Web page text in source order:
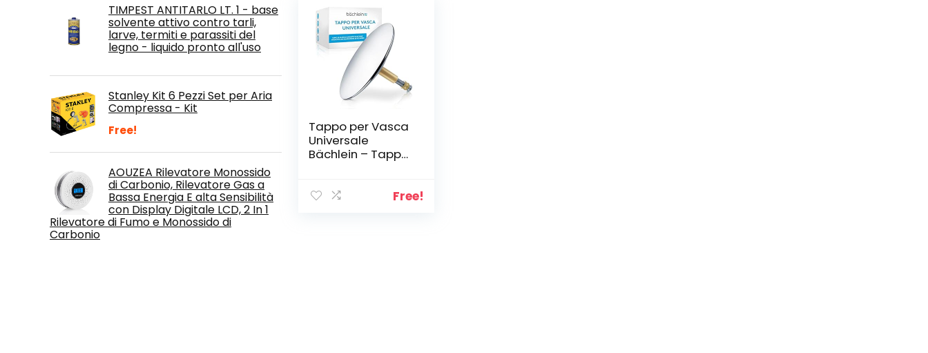
TIMPEST ANTITARLO LT. 1 - base
solvente attivo contro tarli,
larve, termiti e parassiti del
legno - liquido pronto all'uso
Stanley Kit 6 Pezzi Set per Aria
Compressa - Kit
Free!
AOUZEA Rilevatore Monossido
di Carbonio, Rilevatore Gas a
Bassa Energia E alta Sensibilità
con Display Digitale LCD, 2 In 1
Rilevatore di Fumo e Monossido di
Carbonio
Tappo per Vasca
Universale
Bächlein – Tappo
Ottone Massiccio
Free!